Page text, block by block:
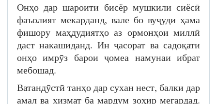
Онҳо дар шароити бисёр мушкили сиёсӣ
фаъолият мекарданд, вале бо вуҷуди ҳама
фишору маҳдудиятҳо аз ормонҳои миллӣ
даст накашиданд. Ин ҷасорат ва садоқати
онҳо имрӯз барои ҷомеа намунаи ибрат
мебошад.
Ватандӯстӣ танҳо дар сухан нест, балки дар
амал ва хизмат ба мардум зоҳир мегардад.